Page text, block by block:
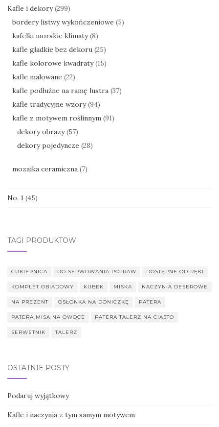
Kafle i dekory (299)
bordery listwy wykończeniowe (5)
kafelki morskie klimaty (8)
kafle gładkie bez dekoru (25)
kafle kolorowe kwadraty (15)
kafle malowane (22)
kafle podłużne na ramę lustra (37)
kafle tradycyjne wzory (94)
kafle z motywem roślinnym (91)
dekory obrazy (57)
dekory pojedyncze (28)
mozaika ceramiczna (7)
No. 1 (45)
TAGI PRODUKTÓW
CUKIERNICA DO SERWOWANIA POTRAW DOSTĘPNE OD RĘKI
KOMPLET OBIADOWY KUBEK MISKA NACZYNIA DESEROWE
NA PREZENT OSŁONKA NA DONICZKĘ PATERA
PATERA MISA NA OWOCE PATERA TALERZ NA CIASTO
SERWETNIK TALERZ
OSTATNIE POSTY
Podaruj wyjątkowy
Kafle i naczynia z tym samym motywem